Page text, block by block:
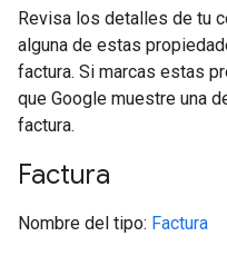
Revisa los detalles de tu
alguna de estas
factura. Si marcas estas
que Google muestre una
factura.
Factura
Nombre del tipo: Factura